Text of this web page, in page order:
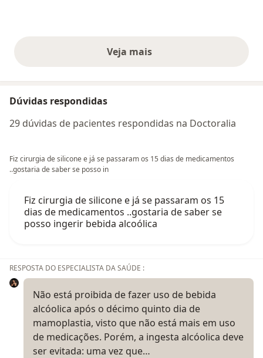
Veja maisopiniões acima
Dúvidas respondidas
29 dúvidas de pacientes respondidas na Doctoralia
Fiz cirurgia de silicone e já se passaram os 15 dias de medicamentos
..gostaria de saber se posso in
Fiz cirurgia de silicone e já se passaram os 15
dias de medicamentos ..gostaria de saber se
posso ingerir bebida alcoólica
RESPOSTA DO ESPECIALISTA DA SAÚDE :
Não está proibida de fazer uso de bebida
alcóolica após o décimo quinto dia de
mamoplastia, visto que não está mais em uso
de medicações. Porém, a ingesta alcóolica deve
ser evitada: uma vez que…